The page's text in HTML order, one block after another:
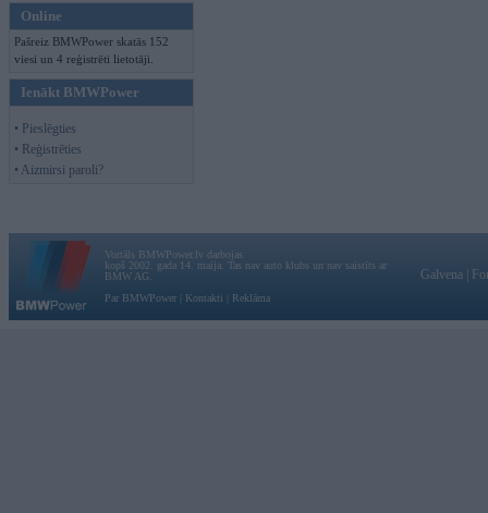
Online
Pašreiz BMWPower skatās 152
viesi un 4 reģistrēti lietotāji.
Ienākt BMWPower
• Pieslēgties
• Reģistrēties
• Aizmirsi paroli?
Vortāls BMWPower.lv darbojas
kopš 2002. gada 14. maija. Tas nav auto klubs un nav saistīts ar
BMW AG.
Par BMWPower
Kontakti Reklāma
Galvena